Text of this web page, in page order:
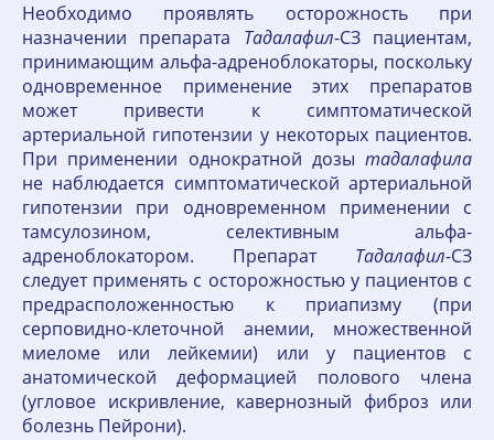
Необходимо проявлять осторожность при
назначении препарата Тадалафил-СЗ пациентам,
принимающим альфа-адреноблокаторы, поскольку
одновременное применение этих препаратов
может привести к симптоматической
артериальной гипотензии у некоторых пациентов.
При применении однократной дозы тадалафила
не наблюдается симптоматической артериальной
гипотензии при одновременном применении с
тамсулозином, селективным альфа-
адреноблокатором. Препарат Тадалафил-СЗ
следует применять с осторожностью у пациентов с
предрасположенностью к приапизму (при
серповидно-клеточной анемии, множественной
миеломе или лейкемии) или у пациентов с
анатомической деформацией полового члена
(угловое искривление, кавернозный фиброз или
болезнь Пейрони).